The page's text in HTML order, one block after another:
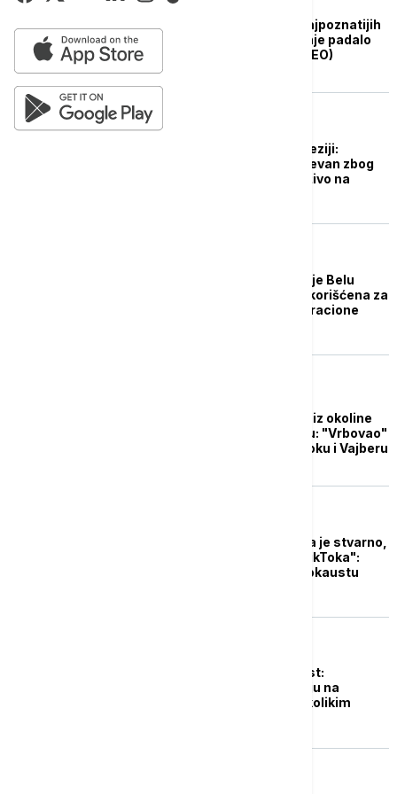
Drama na jednoj od najpoznatijih
plaža u Grčkoj: Kamenje padalo
nadomak kupača (VIDEO)
Šerijatski sud u Indoneziji:
Ljubavni par javno bičevan zbog
poljupca u prenosu uživo na
Arijana Grande kritikuje Belu
kuću: Njena pesma iskorišćena za
video o akcijama imigracione
Uhapšen osumnjičeni iz okoline
Beograda za pedofiliju: "Vrbovao"
devojčicu (12) na TikToku i Vajberu
"Đaci više ne znaju šta je stvarno,
a šta lažno zbog AI i TikToka":
Dezinformacije o Holokaustu
Stereotipi i zabrinutost:
Stručnjaci upozoravaju na
TikTokove sa AI čovekolikim